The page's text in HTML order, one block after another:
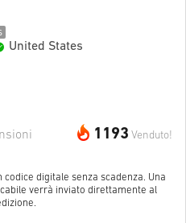
United States
1193 Venduto!
codice digitale senza scadenza. Una
verrà inviato direttamente al